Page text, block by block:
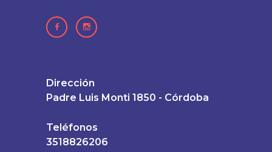
Dirección
Padre Luis Monti 1850 - Córdoba
Teléfonos
3518826206